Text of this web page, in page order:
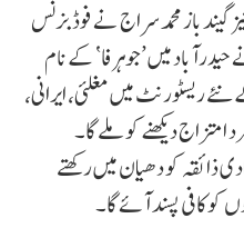
باز محمد سراج نے فوڈ بزنس
میں ’جوہرفا‘ کے نام
ریسٹورنٹ میں مغلئی، ایرانی،
امتزاج دیکھنے کو ملے گا۔
ذائقہ کو دھیان میں رکھتے
کو کافی پسند آئے گا۔